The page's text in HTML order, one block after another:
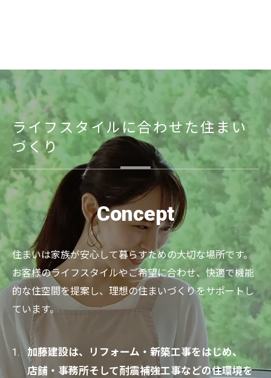
Concept
ライフスタイルに合わせた住まい
づくり
住まいは家族が安心して暮らすための大切な場所です。
お客様のライフスタイルやご希望に合わせ、快適で機能
的な住空間を提案し、理想の住まいづくりをサポートし
ています。
加藤建設は、リフォーム・新築工事をはじめ、
店舗・事務所そして耐震補強工事などの住環境を